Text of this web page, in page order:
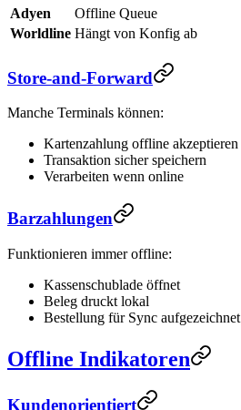
Adyen
Offline Queue
Worldline Hängt von Konfig ab
Store-and-Forward
Manche Terminals können:
Kartenzahlung offline akzeptieren
Transaktion sicher speichern
Verarbeiten wenn online
Barzahlungen
Funktionieren immer offline:
Kassenschublade öffnet
Beleg druckt lokal
Bestellung für Sync aufgezeichnet
Offline Indikatoren
Kundenorientiert